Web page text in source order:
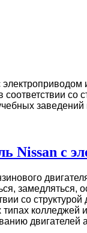
Nissan с
со
типах
двигателей